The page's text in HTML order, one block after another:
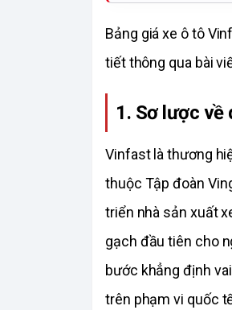
Bảng giá xe ô tô
tiết thông qua bài
1. Sơ lược
Vinfast là thương
thuộc Tập đoàn
triển nhà sản xuất
gạch đầu tiên cho
bước khẳng định
trên phạm vi quốc